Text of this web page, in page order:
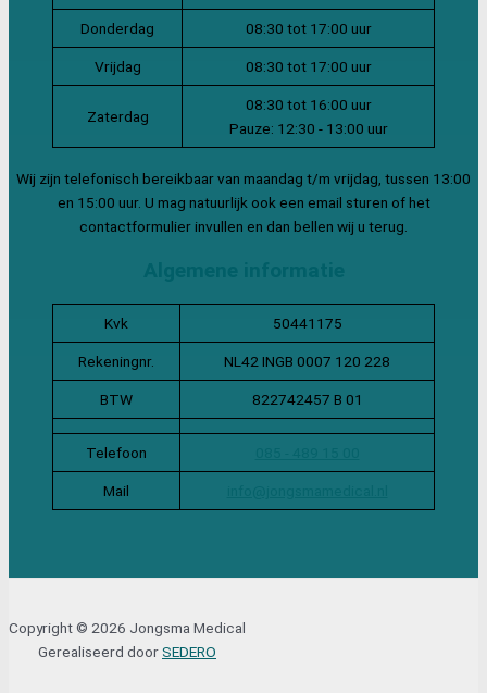
Donderdag 08:30 tot 17:00 uur
Vrijdag 08:30 tot 17:00 uur
Zaterdag
08:30 tot 16:00 uur
Pauze: 12:30 - 13:00 uur
Wij zijn telefonisch bereikbaar van maandag t/m vrijdag, tussen 13:00
en 15:00 uur. U mag natuurlijk ook een email sturen of het
contactformulier invullen en dan bellen wij u terug.
Kvk 50441175
Rekeningnr. NL42 INGB 0007 120 228
BTW 822742457 B 01
Telefoon
Mail
Copyright © 2026 Jongsma Medical
Gerealiseerd doorSEDERO